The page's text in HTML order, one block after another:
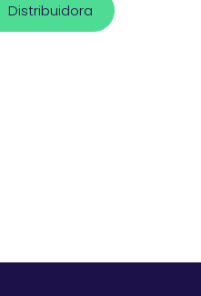
Distribuidora